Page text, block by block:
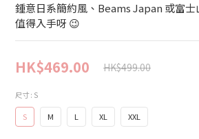
鍾意日系簡約風、Beams Japan 或富
值得入手呀 😉
HK$469.00 HK$499.00
尺寸 : S
S M L XL XXL